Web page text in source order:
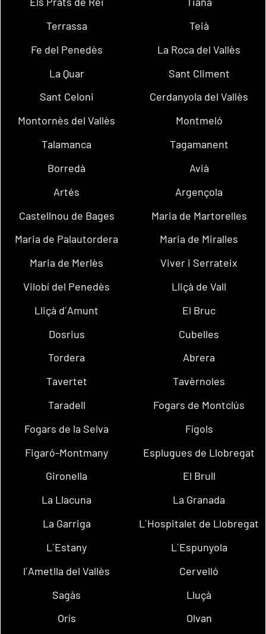
Terrassa
Teià
Fe del Penedès
La Roca del Vallès
La Quar
Sant Climent
Sant Celoni
Cerdanyola del Vallès
Montornès del Vallès
Montmeló
Talamanca
Tagamanent
Borredà
Avià
Artés
Argençola
Castellnou de Bages
Maria de Martorelles
Maria de Palautordera
Maria de Miralles
Maria de Merlès
Viver i Serrateix
Vilobí del Penedès
Lliçà de Vall
Lliçà d´Amunt
El Bruc
Dosrius
Cubelles
Tordera
Abrera
Tavertet
Tavèrnoles
Taradell
Fogars de Montclús
Fogars de la Selva
Fígols
Figaró-Montmany
Esplugues de Llobregat
Gironella
El Brull
La Llacuna
La Granada
La Garriga
L´Hospitalet de Llobregat
L´Estany
L´Espunyola
l´Ametlla del Vallès
Cervelló
Sagàs
Lluçà
Orís
Olvan